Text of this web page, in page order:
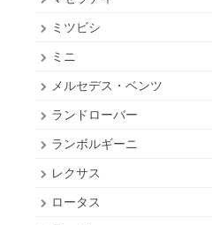
ミツビシ
ミニ
メルセデス・ベンツ
ランドローバー
ランボルギーニ
レクサス
ロータス